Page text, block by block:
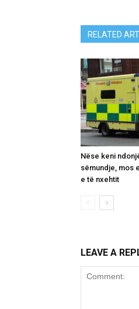
RELATED
Nëse keni
sëmundje, mos
e të nxehtit
LEAVE A